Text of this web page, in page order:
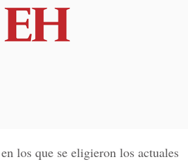
los que se eligieron los actuales